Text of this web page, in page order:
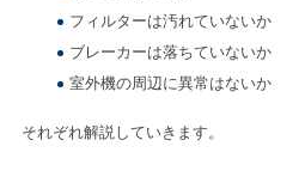
フィルターは汚れていないか
ブレーカーは落ちていないか
室外機の周辺に異常はないか
それぞれ解説していきます。